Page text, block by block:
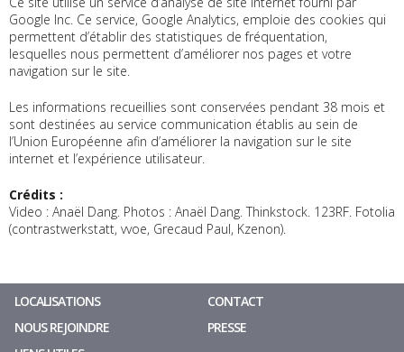
Google Inc. Ce service, Google Analytics, emploie des cookies qui
permettent d’établir des statistiques de fréquentation,
lesquelles nous permettent d’améliorer nos pages et votre
navigation sur le site.
Les informations recueillies sont conservées pendant 38 mois et
sont destinées au service communication établis au sein de
l’Union Européenne afin d’améliorer la navigation sur le site
internet et l’expérience utilisateur.
Crédits :
Video : Anaël Dang. Photos : Anaël Dang. Thinkstock. 123RF. Fotolia
(contrastwerkstatt, vvoe, Grecaud Paul, Kzenon).
LOCALISATIONS
CONTACT
NOUS REJOINDRE
PRESSE